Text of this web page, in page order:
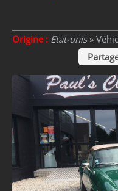
Origine : Etat-unis»